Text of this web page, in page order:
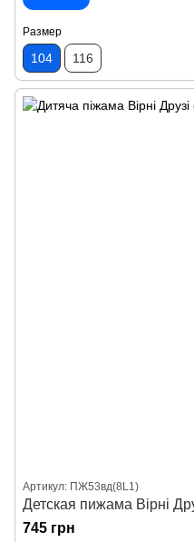
Размер
104 116
Артикул: ПЖ53вд(8L1)
Детская пижама Вірні
745 грн